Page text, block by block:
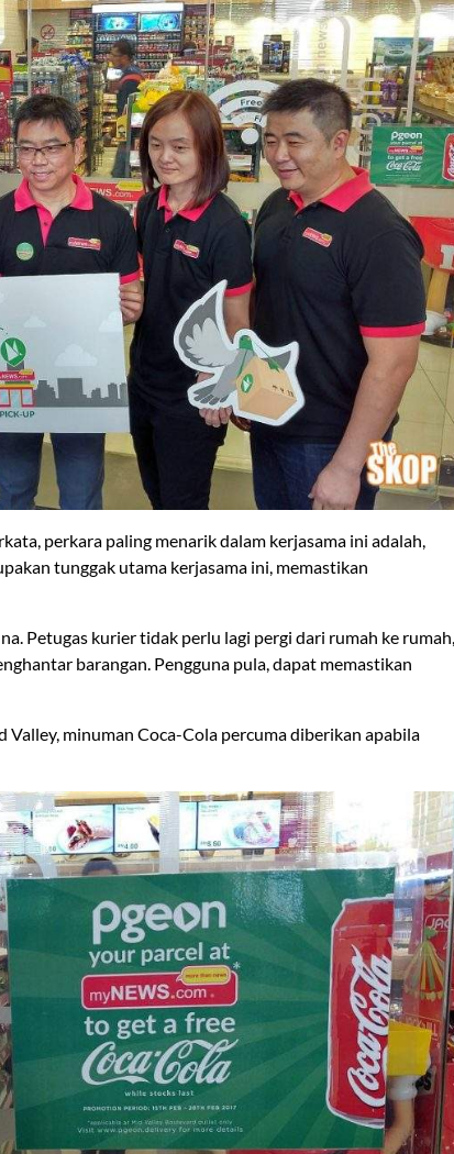
perkara paling menarik dalam kerjasama ini adalah,
tunggak utama kerjasama ini, memastikan
Petugas kurier tidak perlu lagi pergi dari rumah ke
barangan. Pengguna pula, dapat memastikan
minuman Coca-Cola percuma diberikan apabila